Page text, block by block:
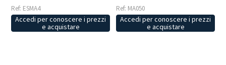
Ref: ESMA4
Accedi per conoscere i prezzi
e acquistare
Ref: MA050
Accedi per conoscere i prezzi
e acquistare